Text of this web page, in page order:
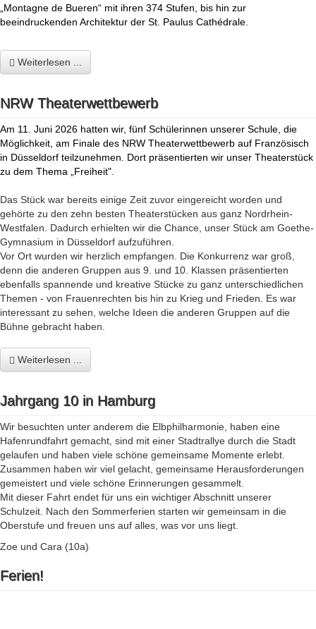
„Montagne de Bueren“ mit ihren 374 Stufen, bis hin zur
beeindruckenden Architektur der St. Paulus Cathédrale.
Weiterlesen ...
NRW Theaterwettbewerb
Am 11. Juni 2026 hatten wir, fünf Schülerinnen unserer Schule, die
Möglichkeit, am Finale des NRW Theaterwettbewerb auf Französisch
in Düsseldorf teilzunehmen. Dort präsentierten wir unser Theaterstück
zu dem Thema „Freiheit".
Das Stück war bereits einige Zeit zuvor eingereicht worden und
gehörte zu den zehn besten Theaterstücken aus ganz Nordrhein-
Westfalen. Dadurch erhielten wir die Chance, unser Stück am Goethe-
Gymnasium in Düsseldorf aufzuführen.
Vor Ort wurden wir herzlich empfangen. Die Konkurrenz war groß,
denn die anderen Gruppen aus 9. und 10. Klassen präsentierten
ebenfalls spannende und kreative Stücke zu ganz unterschiedlichen
Themen - von Frauenrechten bis hin zu Krieg und Frieden. Es war
interessant zu sehen, welche Ideen die anderen Gruppen auf die
Bühne gebracht haben.
Weiterlesen ...
Jahrgang 10 in Hamburg
Wir besuchten unter anderem die Elbphilharmonie, haben eine
Hafenrundfahrt gemacht, sind mit einer Stadtrallye durch die Stadt
gelaufen und haben viele schöne gemeinsame Momente erlebt.
Zusammen haben wir viel gelacht, gemeinsame Herausforderungen
gemeistert und viele schöne Erinnerungen gesammelt.
Mit dieser Fahrt endet für uns ein wichtiger Abschnitt unserer
Schulzeit. Nach den Sommerferien starten wir gemeinsam in die
Oberstufe und freuen uns auf alles, was vor uns liegt.
Zoe und Cara (10a)
Ferien!